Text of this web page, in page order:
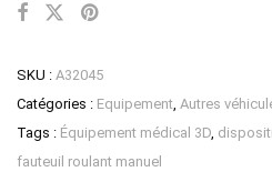
SKU : A32045
Catégories : Equipement, Autres
Tags : Équipement médical 3D,
fauteuil roulant manuel